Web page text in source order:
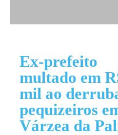
Ex-prefeito
multado em
mil ao
pequizeiros
Várzea da